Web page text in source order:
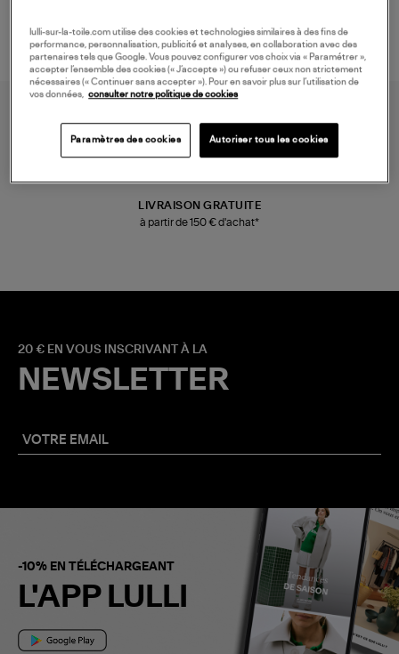
LIVRAISON GRATUITE
à partir de 150 € d'achat*
20 € EN VOUS INSCRIVANT À LA
NEWSLETTER
-10% EN TÉLÉCHARGEANT
L'APP LULLI
lulli-sur-la-toile.com utilise des cookies et technologies similaires à des fins de
performance, personnalisation, publicité et analyses, en collaboration avec des
partenaires tels que Google. Vous pouvez configurer vos choix via « Paramétrer »,
accepter l’ensemble des cookies (« J’accepte ») ou refuser ceux non strictement
nécessaires (« Continuer sans accepter »). Pour en savoir plus sur l’utilisation de
vos données, consulter notre politique de cookies
Paramètres des cookies Autoriser tous les cookies